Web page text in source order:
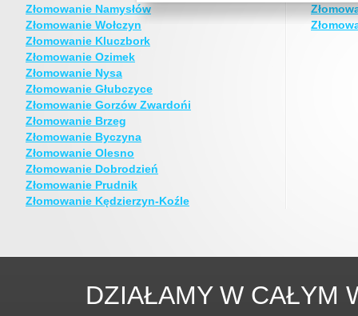
Złomowanie Namysłów
Złomowanie Wołczyn
Złomowanie Kluczbork
Złomowanie Ozimek
Złomowanie Nysa
Złomowanie Głubczyce
Złomowanie Gorzów Zwardońi
Złomowanie Brzeg
Złomowanie Byczyna
Złomowanie Olesno
Złomowanie Dobrodzień
Złomowanie Prudnik
Złomowanie Kędzierzyn-Koźle
DZIAŁAMY W CAŁYM